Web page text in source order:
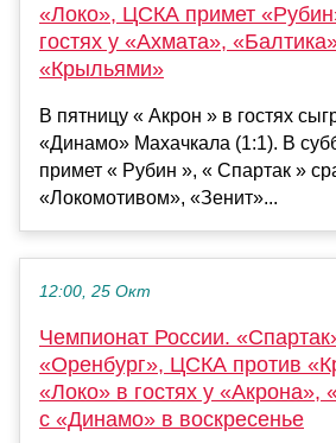
«Локо», ЦСКА примет
гостях у «Ахмата»,
«Крыльями»
В пятницу « Акрон » в гостях
«Динамо» Махачкала (1:1). В
примет « Рубин », « Спартак »
«Локомотивом», «Зенит»...
12:00, 25 Окт
Чемпионат России.
«Оренбург», ЦСКА против
«Локо» в гостях у «Акрона»,
с «Динамо» в воскресенье